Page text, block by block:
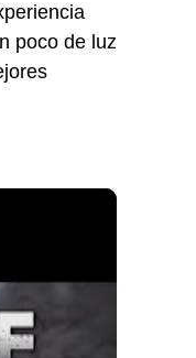
poco de luz